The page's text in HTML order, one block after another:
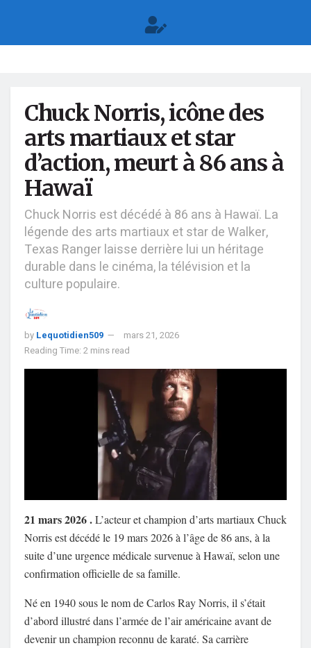
Chuck Norris, icône des
arts martiaux et star
d’action, meurt à 86 ans à
Hawaï
Chuck Norris est décédé à 86 ans à Hawaï. La
légende des arts martiaux et star de Walker,
Texas Ranger laisse derrière lui un héritage
durable dans le cinéma, la télévision et la
culture populaire.
by Lequotidien509
mars 21, 2026
Reading Time: 2 mins read
21 mars 2026 .L’acteur et champion d’arts martiaux Chuck
Norrisest décédé le 19 mars 2026 à l’âge de 86 ans, à la
suite d’une urgence médicale survenue à Hawaï, selon une
confirmation officielle de sa famille.
Né en 1940 sous le nom de Carlos Ray Norris, il s’était
d’abord illustré dans l’armée de l’air américaine avant de
devenir un champion reconnu de karaté. Sa carrière